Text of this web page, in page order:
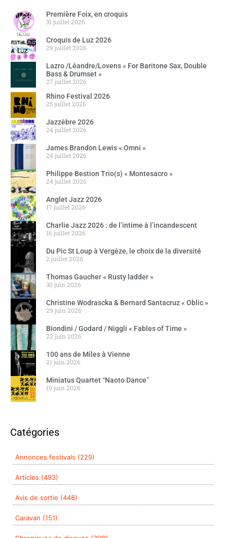
Première Foix, en croquis
31 juillet 2026
Croquis de Luz 2026
29 juillet 2026
Lazro /Léandre/Lovens « For Baritone Sax, Double
Bass & Drumset »
27 juillet 2026
Rhino Festival 2026
25 juillet 2026
Jazzèbre 2026
24 juillet 2026
James Brandon Lewis « Omni »
24 juillet 2026
Philippe Bestion Trio(s) « Montesacro »
24 juillet 2026
Anglet Jazz 2026
17 juillet 2026
Charlie Jazz 2026 : de l’intime à l’incandescent
16 juillet 2026
Du Pic St Loup à Vergèze, le choix de la diversité
2 juillet 2026
Thomas Gaucher « Rusty ladder »
30 juin 2026
Christine Wodrascka & Bernard Santacruz « Oblic »
29 juin 2026
Biondini / Godard / Niggli « Fables of Time »
22 juin 2026
100 ans de Miles à Vienne
21 juin 2026
Miniatus Quartet “Naoto Dance”
19 juin 2026
Catégories
Annonces festivals (229)
Articles (493)
Avis de sortie (448)
Caravan (151)